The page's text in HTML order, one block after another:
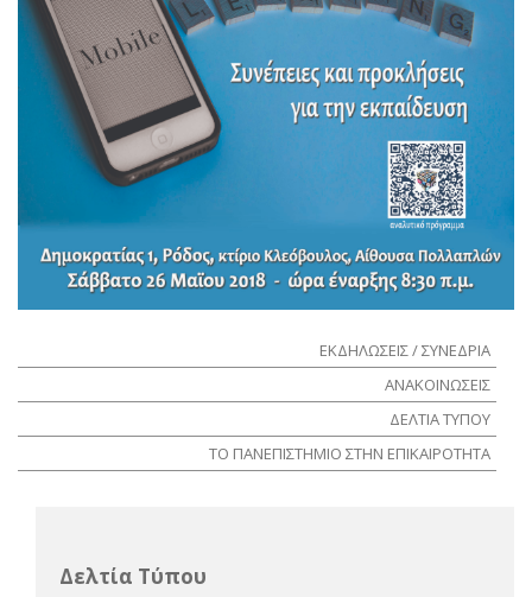
ΕΚΔΗΛΩΣΕΙΣ / ΣΥΝΕΔΡΙΑ
ΑΝΑΚΟΙΝΩΣΕΙΣ
ΔΕΛΤΙΑ ΤΥΠΟΥ
ΤΟ ΠΑΝΕΠΙΣΤΗΜΙΟ ΣΤΗΝ ΕΠΙΚΑΙΡΟΤΗΤΑ
Δελτία Τύπου